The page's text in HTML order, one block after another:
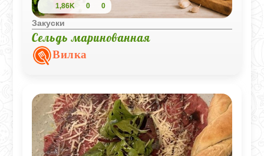
1,86K 0 0
Закуски
Сельдь маринованная
Вилка